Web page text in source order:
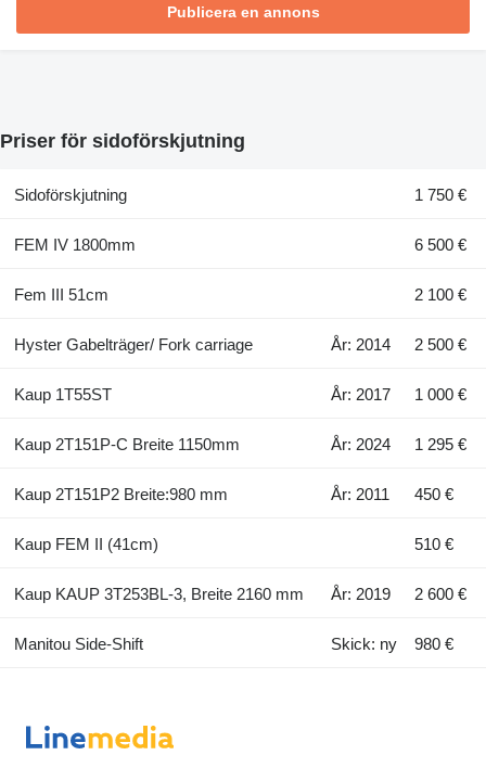
Publicera en annons
Priser för sidoförskjutning
Sidoförskjutning 1 750 €
FEM IV 1800mm 6 500 €
Fem III 51cm 2 100 €
Hyster Gabelträger/ Fork carriage År: 2014 2 500 €
Kaup 1T55ST År: 2017 1 000 €
Kaup 2T151P-C Breite 1150mm År: 2024 1 295 €
Kaup 2T151P2 Breite:980 mm År: 2011 450 €
Kaup FEM II (41cm) 510 €
Kaup KAUP 3T253BL-3, Breite 2160 mm År: 2019 2 600 €
Manitou Side-Shift Skick: ny 980 €